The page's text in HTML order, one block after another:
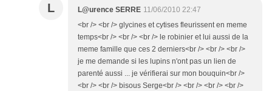
L L@urence SERRE 11/06/2010 22:47
<br /> <br /> glycines et cytises fleurissent en meme
temps<br /> <br /> <br /> le robinier et lui aussi de la
meme famille que ces 2 derniers<br /> <br /> <br />
je me demande si les lupins n'ont pas un lien de
parenté aussi ... je vérifierai sur mon bouquin<br />
<br /> <br /> bisous Serge<br /> <br /> <br /> <br />